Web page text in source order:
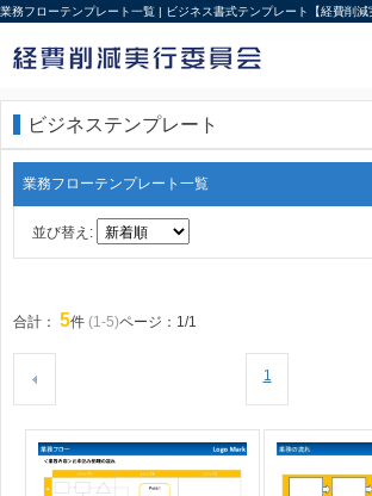
業務フローテンプレート一覧 | ビジネス書式テンプレート【経費削減
ビジネステンプレート
業務フローテンプレート一覧
並び替え:
合計： 5件 (1-5)ページ：1/1
1